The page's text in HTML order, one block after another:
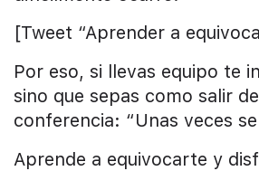
[Tweet “Aprender a
Por eso, si llevas equipo te
sino que sepas como salir
conferencia: “Unas veces
Aprende a equivocarte y